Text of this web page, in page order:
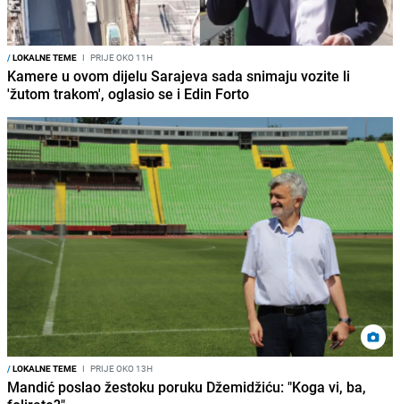
/LOKALNE TEME I PRIJE OKO 11H
Kamere u ovom dijelu Sarajeva sada snimaju vozite li
'žutom trakom', oglasio se i Edin Forto
/LOKALNE TEME I PRIJE OKO 13H
Mandić poslao žestoku poruku Džemidžiću: "Koga vi, ba,